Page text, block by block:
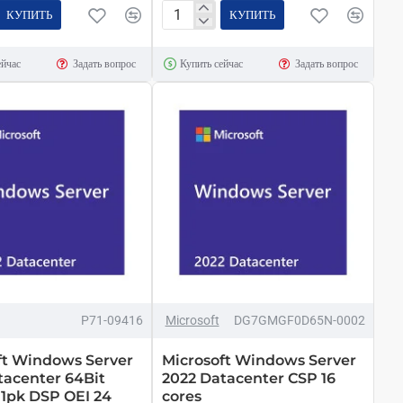
КУПИТЬ
Задать вопрос
Microsoft
Home
11
64Bit
КУПИТЬ
Купить сейчас Задать вопрос
P71-09416
Windows Server
64Bit
DSP OEI 24
Microsoft DG7GMGF0D65N-0002
Microsoft Windows Server
2022 Datacenter CSP 16
cores